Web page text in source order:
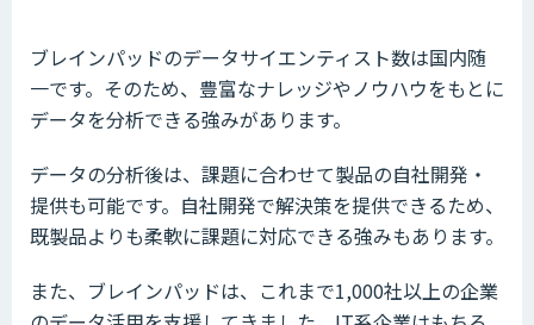
ブレインパッドのデータサイエンティスト数は国内随
一です。そのため、豊富なナレッジやノウハウをもとに
データを分析できる強みがあります。
データの分析後は、課題に合わせて製品の自社開発・
提供も可能です。自社開発で解決策を提供できるため、
既製品よりも柔軟に課題に対応できる強みもあります。
また、ブレインパッドは、これまで1,000社以上の企業